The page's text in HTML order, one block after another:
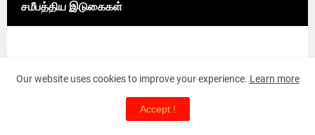
சமீபத்திய இடுகைகள்
T20 World Cup 2026 - Live Updates
Our website uses cookies to improve your experience. Learn more
Accept !